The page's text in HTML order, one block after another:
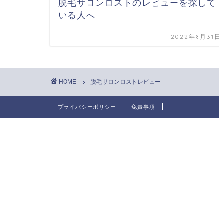
脱毛サロンロストのレビューを探して
いる人へ
2022年8月31
HOME 脱毛サロンロストレビュー
プライバシーポリシー 免責事項